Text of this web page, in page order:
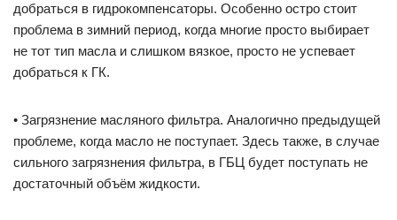
добраться в гидрокомпенсаторы. Особенно остро стоит
проблема в зимний период, когда многие просто выбирает
не тот тип масла и слишком вязкое, просто не успевает
добраться к ГК.
• Загрязнение масляного фильтра. Аналогично предыдущей
проблеме, когда масло не поступает. Здесь также, в случае
сильного загрязнения фильтра, в ГБЦ будет поступать не
достаточный объём жидкости.